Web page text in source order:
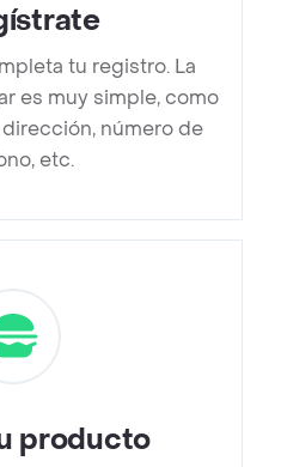
tu registro. La
es muy simple, como
número de
etc.
producto